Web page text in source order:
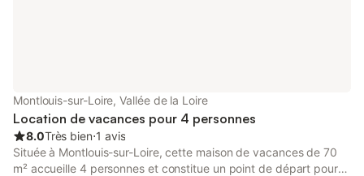
Montlouis-sur-Loire, Vallée de la Loire
Location de vacances pour 4 personnes
8.0Très bien⋅1 avis
Située à Montlouis-sur-Loire, cette maison de vacances de 70
m² accueille 4 personnes et constitue un point de départ pour